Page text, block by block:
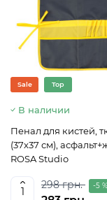
Sale Top
В наличии
Пенал для кистей,
(37х37 см),
ROSA Studio
298 грн. -5 %